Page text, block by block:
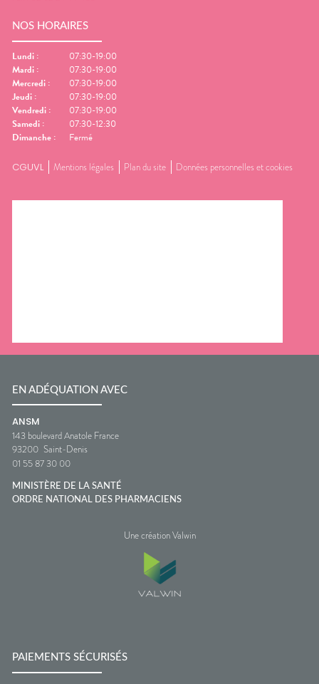
NOS HORAIRES
Lundi :
07:30-19:00
Mardi :
07:30-19:00
Mercredi :
07:30-19:00
Jeudi :
07:30-19:00
Vendredi :
07:30-19:00
Samedi :
07:30-12:30
Dimanche : Fermé
CGUVL Mentions légales Plan du site Données personnelles et cookies
EN ADÉQUATION AVEC
ANSM
143 boulevard Anatole France
93200 Saint-Denis
01 55 87 30 00
MINISTÈRE DE LA SANTÉ
ORDRE NATIONAL DES PHARMACIENS
Une création Valwin
PAIEMENTS SÉCURISÉS